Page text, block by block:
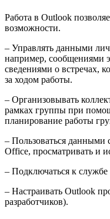
Работа в Outlook
возможности.
– Управлять данными
например, сообщениями
сведениями о встречах,
за ходом работы.
– Организовывать
рамках группы при
планирование работы
– Пользоваться
Office, просматривать и
– Подключаться к службе
– Настраивать Outlook
разработчиков).